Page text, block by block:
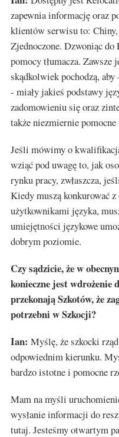
zapewnia informację oraz
klientów serwisu to:
Zjednoczone. Dzwoniąc
pomocy tłumacza. Zawsze
skądkolwiek pochodzą,
- miały jakieś podstawy
zadomowieniu się oraz
także niezmiernie
Jeśli mówimy o
wziąć pod uwagę to, jak
rynku pracy, zwłaszcza,
Kiedy muszą konkurować
użytkownikami języka,
umiejętności językowe
dobrym poziomie.
Czy sądzicie, że w
konieczne jest wdrożenie
przekonają Szkotów, że
potrzebni w Szkocji?
Ian: Myślę, że szkocki
odpowiednim kierunku.
bardzo istotne i pomocne
Mam na myśli
wysłanie informacji do
tutaj. Jesteśmy otwartym